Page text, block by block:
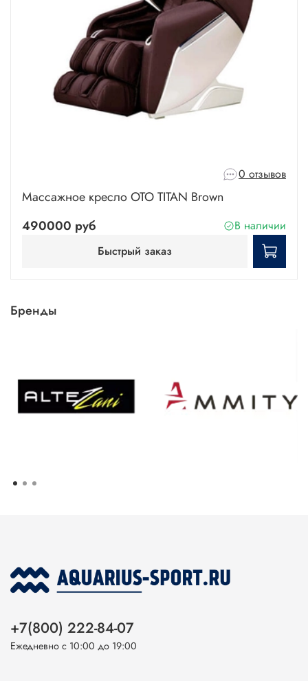
0 отзывов
Массажное кресло OTO TITAN Brown
490000 руб
В наличии
Быстрый заказ
Бренды
+7(800) 222-84-07
Ежедневно с 10:00 до 19:00